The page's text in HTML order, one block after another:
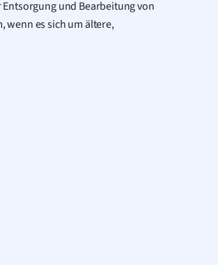
und Bearbeitung von
wenn es sich um ältere,